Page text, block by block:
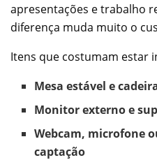
apresentações e trabalho
diferença muda muito o
Itens que costumam estar
Mesa estável e
Monitor externo e
Webcam, microfone
captação